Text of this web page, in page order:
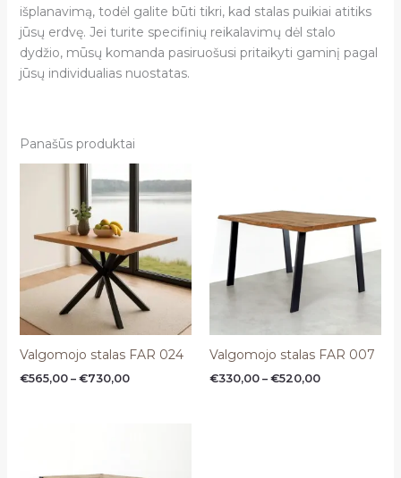
išplanavimą, todėl galite būti tikri, kad stalas puikiai atitiks
jūsų erdvę. Jei turite specifinių reikalavimų dėl stalo
dydžio, mūsų komanda pasiruošusi pritaikyti gaminį pagal
jūsų individualias nuostatas.
Panašūs produktai
Valgomojo stalas FAR 024
€565,00 – €730,00
range:
€565,00
€730,00
Valgomojo stalas FAR 007
€330,00 – €520,00
through
€520,00